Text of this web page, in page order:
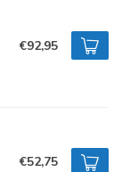
€92,95
€52,75